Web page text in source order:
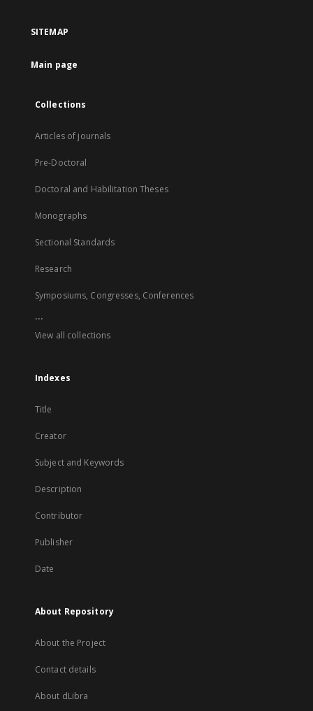
SITEMAP
Main page
Collections
Articles of journals
Pre-Doctoral
Doctoral and Habilitation Theses
Monographs
Sectional Standards
Research
Symposiums, Congresses, Conferences
...
View all collections
Indexes
Title
Creator
Subject and Keywords
Description
Contributor
Publisher
Date
About Repository
About the Project
Contact details
About dLibra